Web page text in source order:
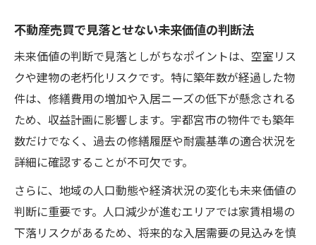
不動産売買で見落とせない未来価値の判断法
未来価値の判断で見落としがちなポイントは、空室リス
クや建物の老朽化リスクです。特に築年数が経過した物
件は、修繕費用の増加や入居ニーズの低下が懸念される
ため、収益計画に影響します。宇都宮市の物件でも築年
数だけでなく、過去の修繕履歴や耐震基準の適合状況を
詳細に確認することが不可欠です。
さらに、地域の人口動態や経済状況の変化も未来価値の
判断に重要です。人口減少が進むエリアでは家賃相場の
下落リスクがあるため、将来的な入居需要の見込みを慎